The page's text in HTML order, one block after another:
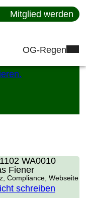
Mitglied werden
OG-Regen
Fiener
Compliance, Webseite
schreiben